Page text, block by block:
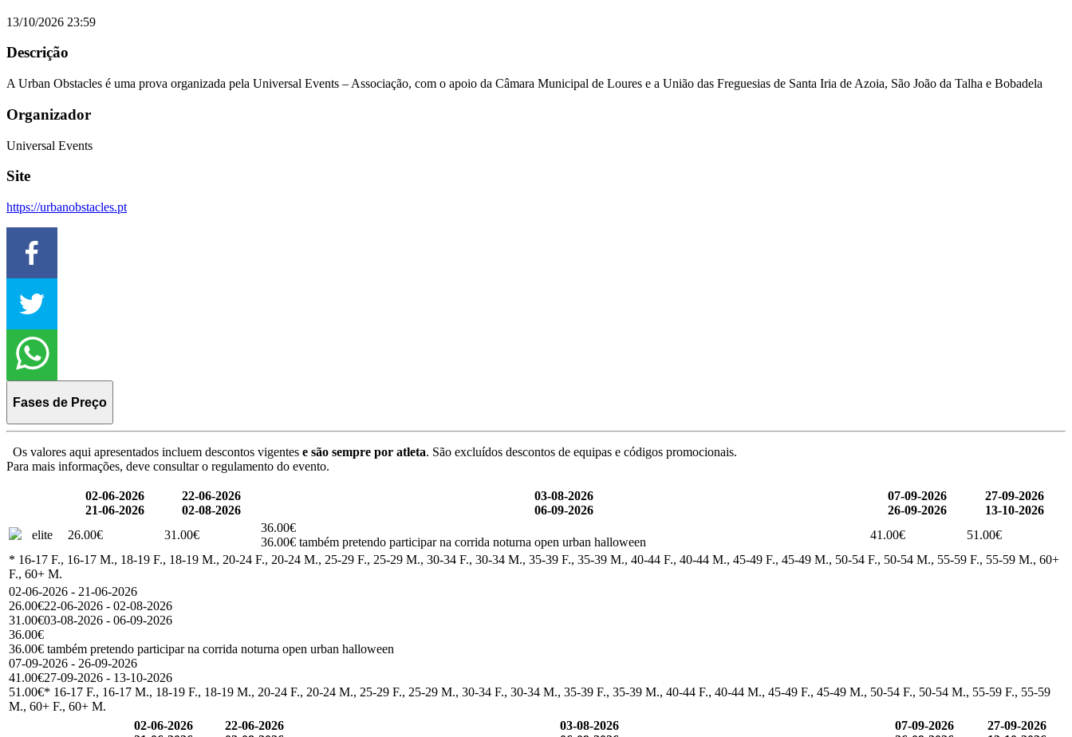
13/10/2026 23:59
Descrição
A Urban Obstacles é uma prova organizada pela Universal Events – Associação, com o apoio da Câmara Municipal de Loures e a União das Freguesias de Santa Iria de Azoia, São João da Talha e Bobadela
Organizador
Universal Events
Site
https://urbanobstacles.pt
Fases de Preço
Os valores aqui apresentados incluem descontos vigentes e são sempre por atleta. São excluídos descontos de equipas e códigos promocionais.
Para mais informações, deve consultar o regulamento do evento.
02-06-2026
21-06-2026
22-06-2026
02-08-2026
03-08-2026
06-09-2026
07-09-2026
26-09-2026
27-09-2026
13-10-2026
elite
26.00€ 31.00€
36.00€
36.00€ também pretendo participar na corrida noturna open urban halloween
41.00€
51.00€
* 16-17 F., 16-17 M., 18-19 F., 18-19 M., 20-24 F., 20-24 M., 25-29 F., 25-29 M., 30-34 F., 30-34 M., 35-39 F., 35-39 M., 40-44 F., 40-44 M., 45-49 F., 45-49 M., 50-54 F., 50-54 M., 55-59 F., 55-59 M., 60+
F., 60+ M.
02-06-2026 - 21-06-2026
26.00€22-06-2026 - 02-08-2026
31.00€03-08-2026 - 06-09-2026
36.00€
36.00€ também pretendo participar na corrida noturna open urban halloween
07-09-2026 - 26-09-2026
41.00€27-09-2026 - 13-10-2026
51.00€* 16-17 F., 16-17 M., 18-19 F., 18-19 M., 20-24 F., 20-24 M., 25-29 F., 25-29 M., 30-34 F., 30-34 M., 35-39 F., 35-39 M., 40-44 F., 40-44 M., 45-49 F., 45-49 M., 50-54 F., 50-54 M., 55-59 F., 55-59
M., 60+ F., 60+ M.
02-06-2026
22-06-2026
03-08-2026
07-09-2026
27-09-2026